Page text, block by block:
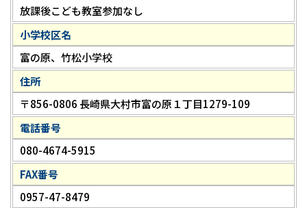
放課後こども教室参加なし
小学校区名
富の原、竹松小学校
住所
〒856-0806 長崎県大村市富の原１丁目1279-109
電話番号
080-4674-5915
FAX番号
0957-47-8479